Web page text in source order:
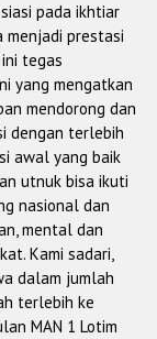
pada ikhtiar
menjadi prestasi
tegas
yang mengatkan
mendorong dan
dengan terlebih
awal yang baik
utnuk bisa ikuti
nasional dan
mental dan
Kami sadari,
dalam jumlah
terlebih ke
MAN 1 Lotim